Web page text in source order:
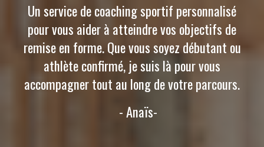
Un service de coaching sportif personnalisé
pour vous aider à atteindre vos objectifs de
remise en forme. Que vous soyez débutant ou
athlète confirmé, je suis là pour vous
accompagner tout au long de votre parcours.
- Anaïs-